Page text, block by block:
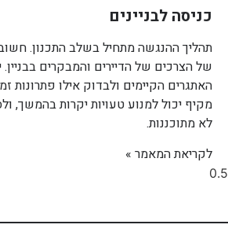
כניסה לבניינים
תהליך ההנגשה מתחיל בשלב התכנון.
של הצרכים של הדיירים והמבקרים בבניין.
האתגרים הקיימים ולבדוק אילו פתרונות
מקיף יכול למנוע טעויות יקרות בהמשך,
לא מתוכננות.
לקריאת המאמר »